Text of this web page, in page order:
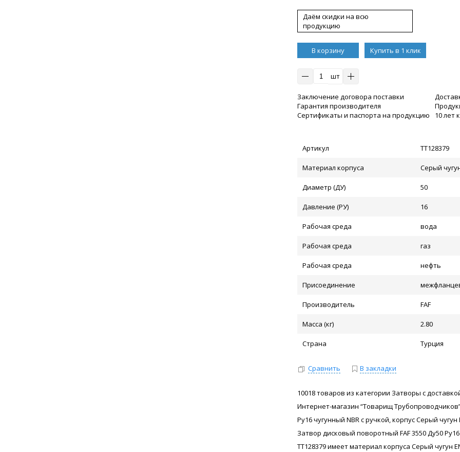
Даём скидки на всю
продукцию
В корзину Купить в 1 клик
шт
Заключение договора поставки
Гарантия производителя
Сертификаты и паспорта на продукцию
10 лет
Артикул ТТ128379
Материал корпуса Серый
Диаметр (ДУ) 50
Давление (РУ) 16
Рабочая среда вода
Рабочая среда газ
Рабочая среда нефть
Присоединение
Производитель FAF
Масса (кг) 2.80
Страна Турция
Сравнить В закладки
10018 товаров из категории Затворы с
Интернет-магазин “Товарищ
Ру16 чугунный NBR с ручкой, корпус Серый
Затвор дисковый поворотный FAF 3550 Ду50
ТТ128379 имеет материал корпуса Серый чугун